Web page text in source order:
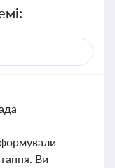
Ви